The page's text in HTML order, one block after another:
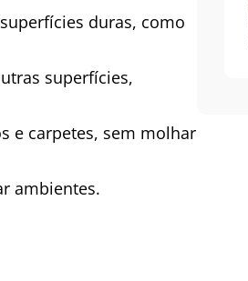
duras, como
superfícies,
e carpetes, sem molhar
ambientes.